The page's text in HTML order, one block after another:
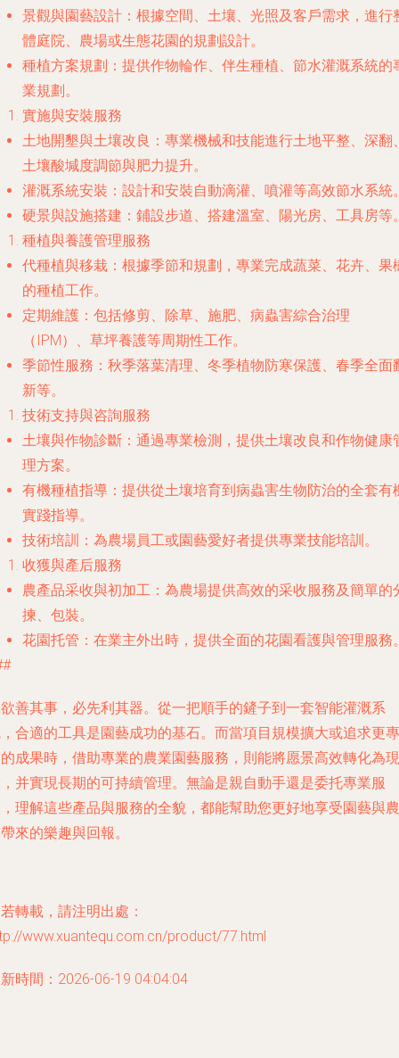
景觀與園藝設計 ：根據空間、土壤、光照及客戶需求，進行
體庭院、農場或生態花園的規劃設計。
種植方案規劃 ：提供作物輪作、伴生種植、節水灌溉系統的
業規劃。
實施與安裝服務
土地開墾與土壤改良 ：專業機械和技能進行土地平整、深翻
土壤酸堿度調節與肥力提升。
灌溉系統安裝 ：設計和安裝自動滴灌、噴灌等高效節水系統
硬景與設施搭建 ：鋪設步道、搭建溫室、陽光房、工具房等
種植與養護管理服務
代種植與移栽 ：根據季節和規劃，專業完成蔬菜、花卉、果
的種植工作。
定期維護 ：包括修剪、除草、施肥、病蟲害綜合治理
（IPM）、草坪養護等周期性工作。
季節性服務 ：秋季落葉清理、冬季植物防寒保護、春季全面
新等。
技術支持與咨詢服務
土壤與作物診斷 ：通過專業檢測，提供土壤改良和作物健康
理方案。
有機種植指導 ：提供從土壤培育到病蟲害生物防治的全套有
實踐指導。
技術培訓 ：為農場員工或園藝愛好者提供專業技能培訓。
收獲與產后服務
農產品采收與初加工 ：為農場提供高效的采收服務及簡單的
揀、包裝。
花園托管 ：在業主外出時，提供全面的花園看護與管理服務
善其事，必先利其器。從一把順手的鏟子到一套智能灌溉系
合適的工具是園藝成功的基石。而當項目規模擴大或追求更專
成果時，借助專業的農業園藝服務，則能將愿景高效轉化為現
并實現長期的可持續管理。無論是親自動手還是委托專業服
理解這些產品與服務的全貌，都能幫助您更好地享受園藝與農
來的樂趣與回報。
轉載，請注明出處：
www.xuantequ.com.cn/product/77.html
時間：2026-06-19 04:04:04